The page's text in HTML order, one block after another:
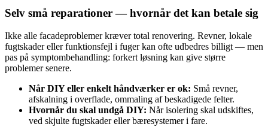
Selv små reparationer — hvornår det kan betale sig
Ikke alle facadeproblemer kræver total renovering. Revner, lokale
fugtskader eller funktionsfejl i fuger kan ofte udbedres billigt — men
pas på symptombehandling: forkert løsning kan give større
problemer senere.
Når DIY eller enkelt håndværker er ok: Små revner,
afskalning i overflade, ommaling af beskadigede felter.
Hvornår du skal undgå DIY: Når isolering skal udskiftes,
ved skjulte fugtskader eller bæresystemer i fare.